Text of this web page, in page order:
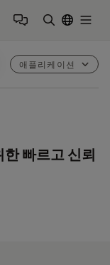
애플리케이션
한 빠르고 신뢰